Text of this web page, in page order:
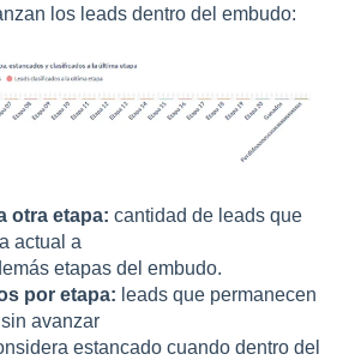
los leads dentro del embudo:
otra etapa: cantidad de leads que
actual a
etapas del embudo.
por etapa: leads que permanecen
avanzar
estancado cuando dentro del